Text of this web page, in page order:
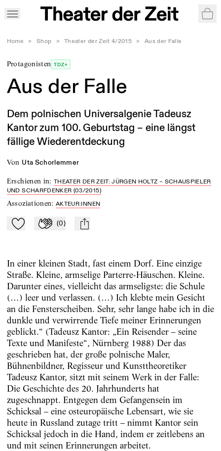
Home > Shop > Theater der Zeit 4/2015 > Aus der Falle
Protagonisten TDZ+
Aus der Falle
Dem polnischen Universalgenie Tadeusz
Kantor zum 100. Geburtstag – eine längst
fällige Wiederentdeckung
von Uta Schorlemmer
Erschienen in:THEATER DER ZEIT: JÜRGEN HOLTZ – SCHAUSPIELER
UND SCHARFDENKER (03/2015)
Assoziationen:AKTEUR:INNEN
Zu Mein-TdZ hinzufügen
Applaudieren
(0) mail
In einer kleinen Stadt, fast einem Dorf. Eine einzige
Straße. Kleine, armselige Parterre-Häuschen. Kleine.
Darunter eines, vielleicht das armseligste: die Schule
(…) leer und verlassen. (…) Ich klebte mein Gesicht
an die Fensterscheiben. Sehr, sehr lange habe ich in die
dunkle und verwirrende Tiefe meiner Erinnerungen
geblickt.“ (Tadeusz Kantor: „Ein Reisender – seine
Texte und Manifeste“, Nürnberg 1988) Der das
geschrieben hat, der große polnische Maler,
Bühnenbildner, Regisseur und Kunsttheoretiker
Tadeusz Kantor, sitzt mit seinem Werk in der Falle:
Die Geschichte des 20. Jahrhunderts hat
zugeschnappt. Entgegen dem Gefangensein im
Schicksal – eine osteuropäische Lebensart, wie sie
heute in Russland zutage tritt – nimmt Kantor sein
Schicksal jedoch in die Hand, indem er zeitlebens an
und mit seinen Erinnerungen arbeitet.